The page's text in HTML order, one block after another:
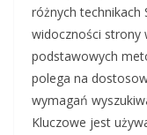
różnych technikach
widoczności strony
podstawowych
polega na
wymagań
Kluczowe jest